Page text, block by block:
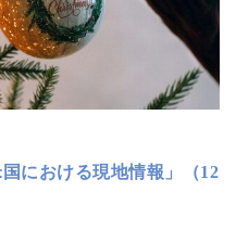
における現地情報」（12